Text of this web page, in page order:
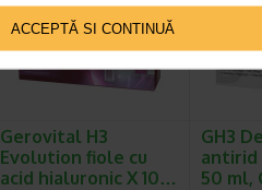
ACCEPTĂ SI CONTINUĂ
Gerovital H3
Evolution fiole cu
acid hialuronic X 10…
GH3
antirid
50 ml,